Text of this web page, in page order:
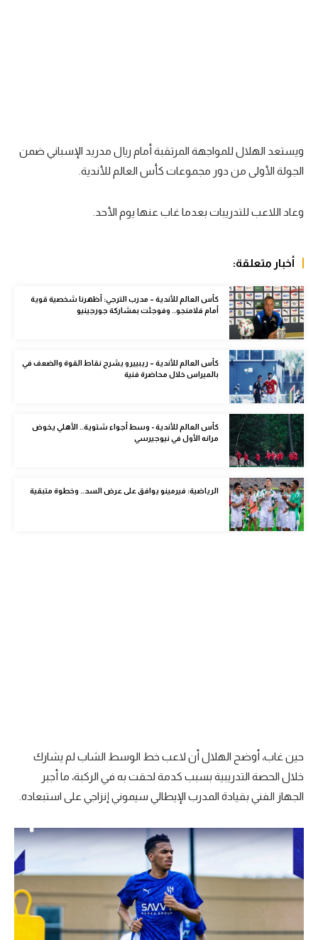
الدوري المصري
الكرة الأوروبية
سعودي في الجول
الدوري الإنجليزي
الدوري الإسباني
القسم الثاني
رياضات أخرى
أمم إفريقيا
كرة السلة الأمريكية
كرة سلة
كرة يد
أقسام خاصة
Gamers
تحقيق في الجول
تحليل في الجول
ويستعد الهلال للمواجهة المرتقبة أمام ريال مدريد الإسباني ضمن
الجولة الأولى من دور مجموعات كأس العالم للأندية.
وعاد اللاعب للتدريبات بعدما غاب عنها يوم الأحد.
أخبار متعلقة:
كأس العالم للأندية – مدرب الترجي: أظهرنا شخصية قوية
أمام فلامنجو.. وفوجئت بمشاركة جورجينيو
كأس العالم للأندية – ريبييرو يشرح نقاط القوة والضعف في
بالميراس خلال محاضرة فنية
كأس العالم للأندية - وسط أجواء شتوية.. الأهلي يخوض
مرانه الأول في نيوجيرسي
الرياضية: فيرمينو يوافق على عرض السد.. وخطوة متبقية
حين غاب، أوضح الهلال أن لاعب خط الوسط الشاب لم يشارك
خلال الحصة التدريبية بسبب كدمة لحقت به في الركبة، ما أجبر
الجهاز الفني بقيادة المدرب الإيطالي سيموني إنزاجي على استبعاده.